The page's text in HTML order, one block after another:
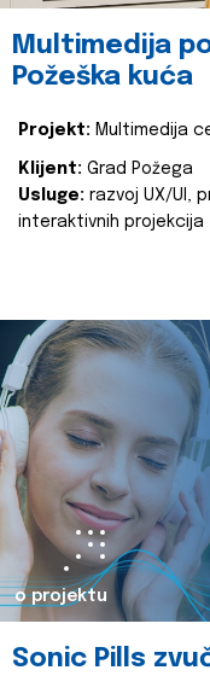
Multimedija
Požeška kuća
Projekt: Multimedija
Klijent: Grad Požega
Usluge: razvoj UX/UI,
interaktivnih projekcija
o projektu
Sonic Pills